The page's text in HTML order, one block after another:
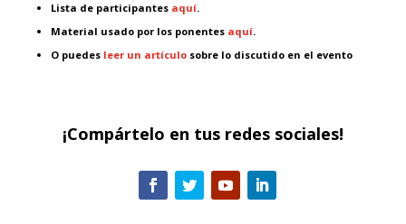
Lista de participantes aquí.
Material usado por los ponentes aquí.
O puedes leer un artículosobre lo discutido en el evento
¡Compártelo en tus redes sociales!